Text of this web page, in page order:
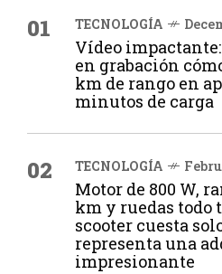
01 TECNOLOGÍA
Vídeo
en grabación
km de rango en
minutos de carga
02 TECNOLOGÍA
Motor de 800 W,
km y ruedas todo
scooter cuesta
representa una
impresionante